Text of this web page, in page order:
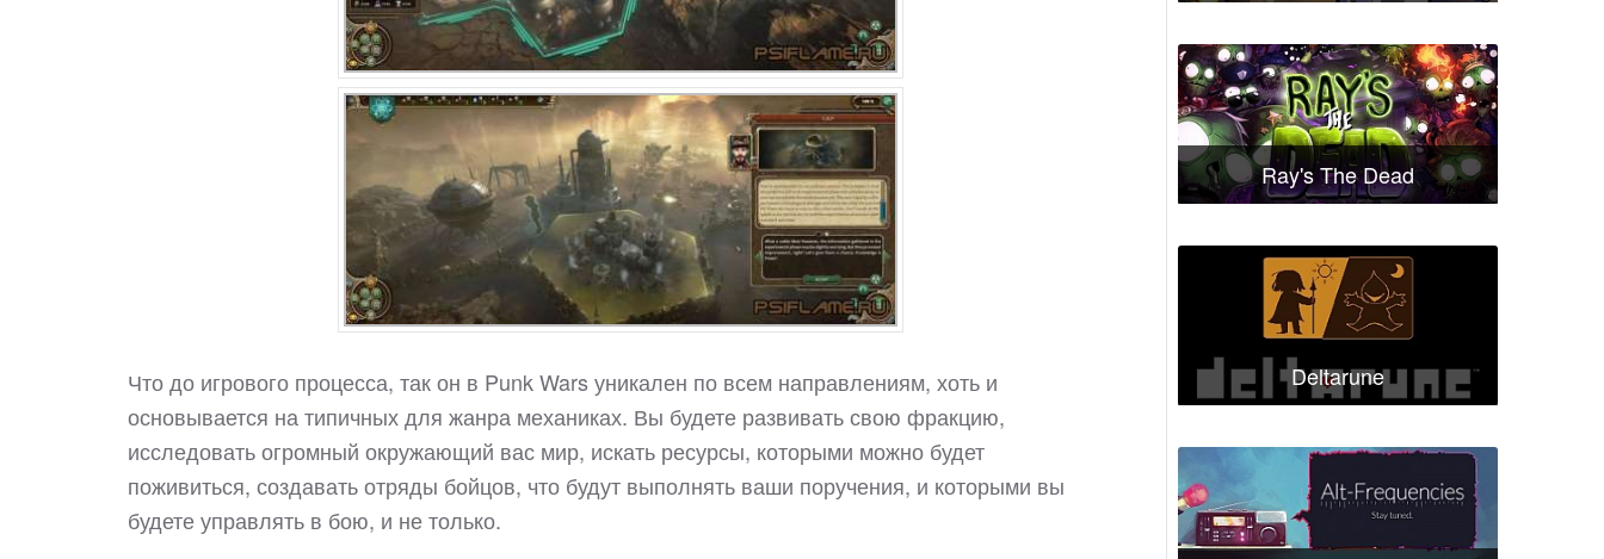
Что до игрового процесса, так он в Punk Wars уникален по всем направлениям, хоть и
основывается на типичных для жанра механиках. Вы будете развивать свою фракцию,
исследовать огромный окружающий вас мир, искать ресурсы, которыми можно будет
поживиться, создавать отряды бойцов, что будут выполнять ваши поручения, и которыми вы
будете управлять в бою, и не только.
Ray's The Dead
Deltarune